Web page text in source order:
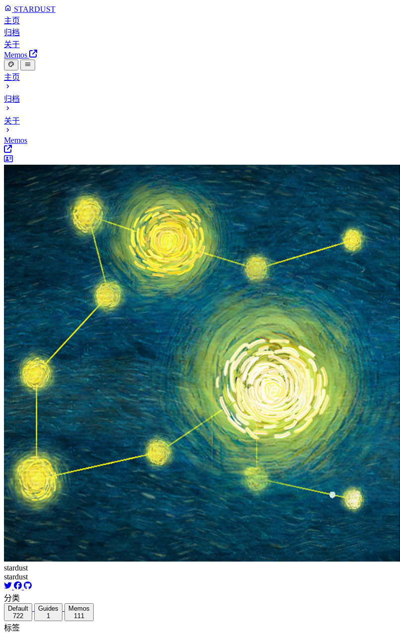
STARDUST
主页
归档
关于
Memos
主页
归档
关于
Memos
stardust
stardust
分类
Default
722
Guides
1
Memos
111
标签